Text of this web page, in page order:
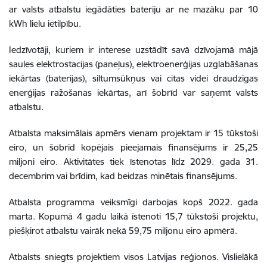
ar valsts atbalstu iegādāties bateriju ar ne mazāku par 10
kWh lielu ietilpību.
Iedzīvotāji, kuriem ir interese uzstādīt savā dzīvojamā mājā
saules elektrostacijas (paneļus), elektroenerģijas uzglabāšanas
iekārtas (baterijas), siltumsūkņus vai citas videi draudzīgas
enerģijas ražošanas iekārtas, arī šobrīd var saņemt valsts
atbalstu.
Atbalsta maksimālais apmērs vienam projektam ir 15 tūkstoši
eiro, un šobrīd kopējais pieejamais finansējums ir 25,25
miljoni eiro. Aktivitātes tiek īstenotas līdz 2029. gada 31.
decembrim vai brīdim, kad beidzas minētais finansējums.
Atbalsta programma veiksmīgi darbojas kopš 2022. gada
marta. Kopumā 4 gadu laikā īstenoti 15,7 tūkstoši projektu,
piešķirot atbalstu vairāk nekā 59,75 miljonu eiro apmērā.
Atbalsts sniegts projektiem visos Latvijas reģionos. Vislielākā